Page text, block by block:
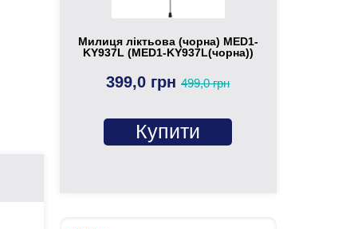
Милиця ліктьова (чорна) MED1-
KY937L (MED1-KY937L(чорна))
399,0 грн499,0 грн
Купити